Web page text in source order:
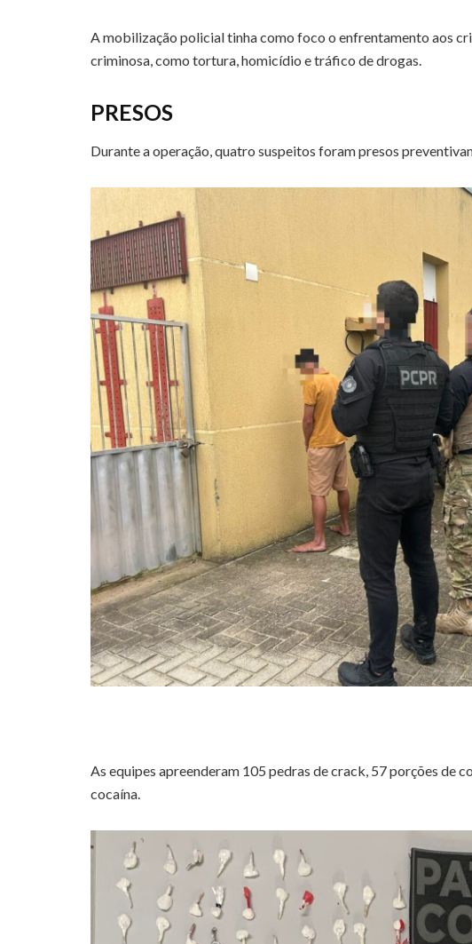
A mobilização policial tinha como foco o enfrentamento aos
criminosa, como tortura, homicídio e tráfico de drogas.
PRESOS
Durante a operação, quatro suspeitos foram presos
As equipes apreenderam 105 pedras de crack, 57 porções de
cocaína.